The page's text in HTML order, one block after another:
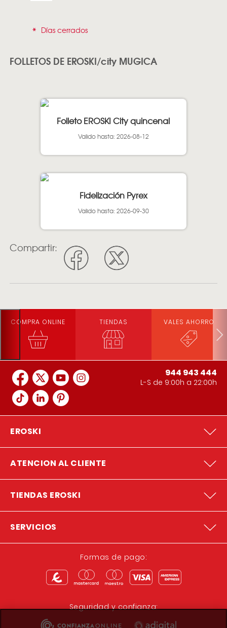
* Días cerrados
FOLLETOS DE EROSKI/city MUGICA
Folleto EROSKI City quincenal
Valido hasta: 2026-08-12
Fidelización Pyrex
Valido hasta: 2026-09-30
Compartir:
COMPRA ONLINE TIENDAS VALES AHORRO
944 943 444
L-S de 9:00h a 22:00h
EROSKI
ATENCION AL CLIENTE
TIENDAS EROSKI
SERVICIOS
Formas de pago:
Seguridad y confianza: